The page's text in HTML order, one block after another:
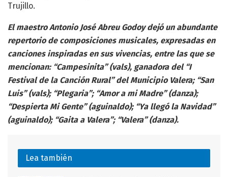
Trujillo.
El maestro Antonio José Abreu Godoy dejó un abundante
repertorio de composiciones musicales, expresadas en
canciones inspiradas en sus vivencias, entre las que se
mencionan: “Campesinita” (vals), ganadora del “I
Festival de la Canción Rural” del Municipio Valera; “San
Luis” (vals); “Plegaria”; “Amor a mi Madre” (danza);
“Despierta Mi Gente” (aguinaldo); “Ya llegó la Navidad”
(aguinaldo); “Gaita a Valera”; “Valera” (danza).
Lea también